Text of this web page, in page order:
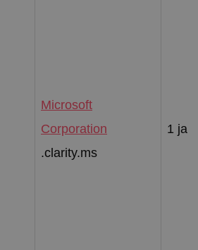
Microsoft
Corporation
.clarity.ms
1 jaar